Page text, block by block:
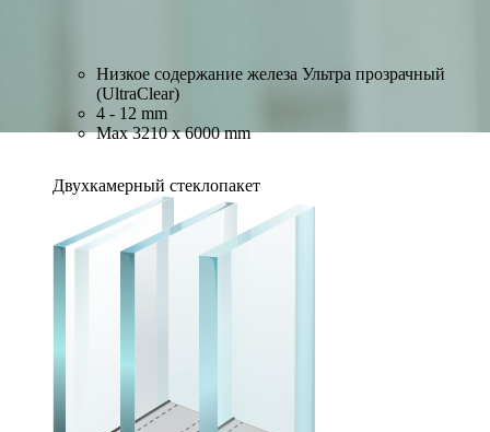
Низкое содержание железа Ультра прозрачный
(UltraClear)
4 - 12 mm
Max 3210 x 6000 mm
Двухкамерный стеклопакет